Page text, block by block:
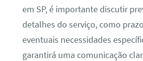
em SP, é importante discutir
detalhes do serviço, como
eventuais necessidades
garantirá uma comunicação